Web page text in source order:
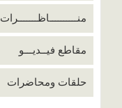
منــــــــــاظـــــــرات
مقاطع فيــديـــو
حلقات ومحاضرات